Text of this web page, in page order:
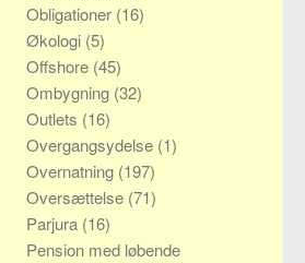
Obligationer (16)
Økologi (5)
Offshore (45)
Ombygning (32)
Outlets (16)
Overgangsydelse (1)
Overnatning (197)
Oversættelse (71)
Parjura (16)
Pension med løbende